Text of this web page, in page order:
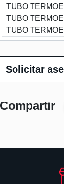
TUBO
TUBO
TUBO
Solicitar
Compartir